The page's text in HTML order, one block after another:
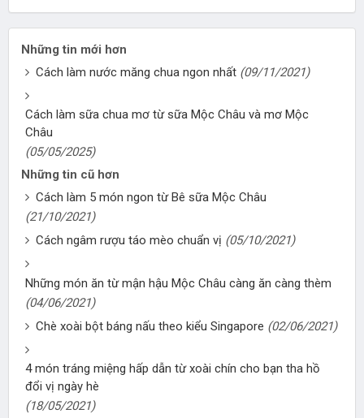
Những tin mới hơn
Cách làm nước măng chua ngon nhất (09/11/2021)
Cách làm sữa chua mơ từ sữa Mộc Châu và mơ Mộc
Châu
(05/05/2025)
Những tin cũ hơn
Cách làm 5 món ngon từ Bê sữa Mộc Châu
(21/10/2021)
Cách ngâm rượu táo mèo chuẩn vị (05/10/2021)
Những món ăn từ mận hậu Mộc Châu càng ăn càng thèm
(04/06/2021)
Chè xoài bột báng nấu theo kiểu Singapore (02/06/2021)
4 món tráng miệng hấp dẫn từ xoài chín cho bạn tha hồ
đổi vị ngày hè
(18/05/2021)